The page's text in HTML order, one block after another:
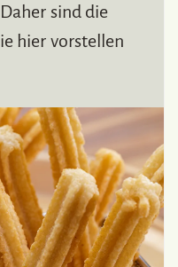
sind die
hier vorstellen